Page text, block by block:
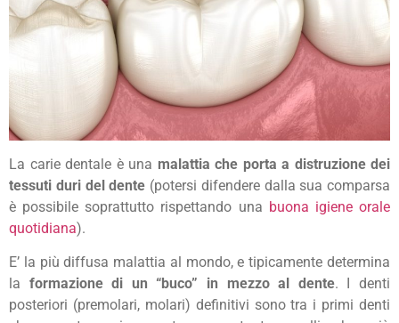
La carie dentale è una malattia che porta a distruzione dei
tessuti duri del dente (potersi difendere dalla sua comparsa
è possibile soprattutto rispettando una buona igiene orale
quotidiana).
E’ la più diffusa malattia al mondo, e tipicamente determina
la formazione di un “buco” in mezzo al dente. I denti
posteriori (premolari, molari) definitivi sono tra i primi denti